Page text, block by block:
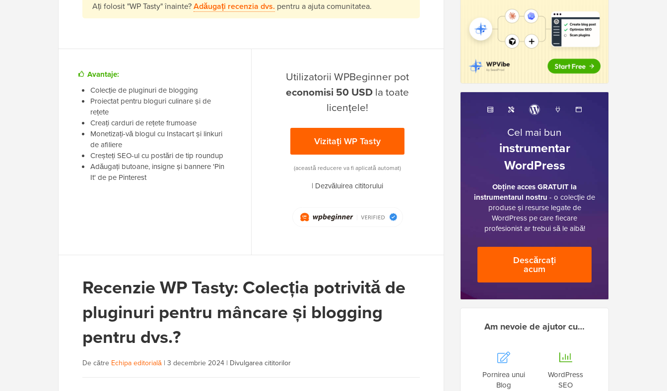
Ați folosit "WP Tasty" înainte?Adăugați recenzia dvs. pentru a ajuta comunitatea.
Avantaje:
Colecție de pluginuri de blogging
Proiectat pentru bloguri culinare și de
rețete
Creați carduri de rețete frumoase
Monetizați-vă blogul cu Instacart și linkuri
de afiliere
Creșteți SEO-ul cu postări de tip roundup
Adăugați butoane, insigne și bannere 'Pin
It' de pe Pinterest
Utilizatorii WPBeginner pot
economisi 50 USDla toate
licențele!
Vizitați WP Tasty
(această reducere va fi aplicată automat)
| Dezvăluirea cititorului
Recenzie WP Tasty: Colecția potrivită de
pluginuri pentru mâncare și blogging
pentru dvs.?
De către Echipa editorială | 3 decembrie 2024 | Divulgarea cititorilor
Cel mai bun
instrumentar
WordPress
Obține acces GRATUIT la
instrumentarul nostru - o colecție de
produse și resurse legate de
WordPress pe care fiecare
profesionist ar trebui să le aibă!
Descărcați
acum
Am nevoie de ajutor cu…
Pornirea unui
Blog
WordPress
SEO